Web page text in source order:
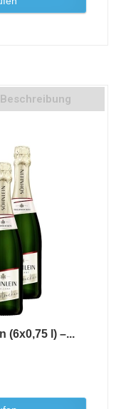
Beschreibung
(6x0,75 l) –...